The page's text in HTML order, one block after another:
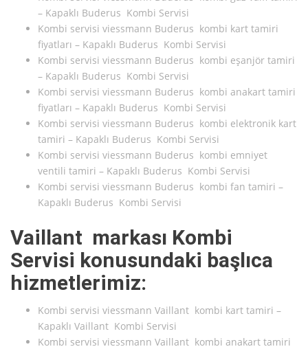
– Kapaklı Buderus Kombi Servisi
Kombi servisi viessmann Buderus kombi kart tamiri
fiyatları – Kapaklı Buderus Kombi Servisi
Kombi servisi viessmann Buderus kombi eşanjör tamiri
– Kapaklı Buderus Kombi Servisi
Kombi servisi viessmann Buderus kombi anakart tamiri
fiyatları – Kapaklı Buderus Kombi Servisi
Kombi servisi viessmann Buderus kombi elektronik kart
tamiri – Kapaklı Buderus Kombi Servisi
Kombi servisi viessmann Buderus kombi emniyet
ventili tamiri – Kapaklı Buderus Kombi Servisi
Kombi servisi viessmann Buderus kombi fan tamiri –
Kapaklı Buderus Kombi Servisi
Vaillant markası Kombi
Servisi konusundaki başlıca
hizmetlerimiz:
Kombi servisi viessmann Vaillant kombi kart tamiri –
Kapaklı Vaillant Kombi Servisi
Kombi servisi viessmann Vaillant kombi anakart tamiri